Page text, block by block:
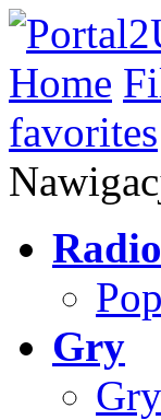
Home
favorites
Gry